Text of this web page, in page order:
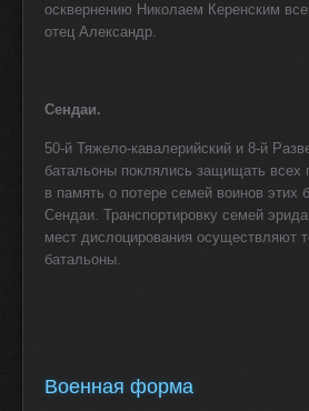
осквернению Николаем Керенским
отец Александр.
Сендаи.
50-й Тяжело-кавалерийский и 8-й
батальоны поклялись защищать всех
в память о потере семей воинов этих
Сендаи. Транспортировку семей
мест дислоцирования осуществляют
батальоны.
Военная форма